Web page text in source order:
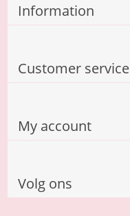
Information
Customer service
My account
Volg ons